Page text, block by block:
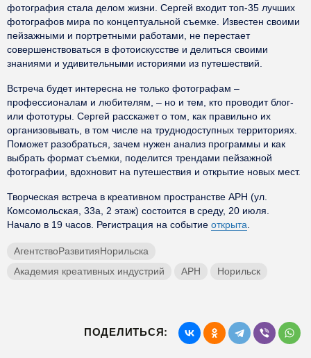
фотография стала делом жизни. Сергей входит топ-35 лучших
фотографов мира по концептуальной съемке. Известен своими
пейзажными и портретными работами, не перестает
совершенствоваться в фотоискусстве и делиться своими
знаниями и удивительными историями из путешествий.
Встреча будет интересна не только фотографам –
профессионалам и любителям, – но и тем, кто проводит блог-
или фототуры. Сергей расскажет о том, как правильно их
организовывать, в том числе на труднодоступных территориях.
Поможет разобраться, зачем нужен анализ программы и как
выбрать формат съемки, поделится трендами пейзажной
фотографии, вдохновит на путешествия и открытие новых мест.
Творческая встреча в креативном пространстве АРН (ул.
Комсомольская, 33а, 2 этаж) состоится в среду, 20 июля.
Начало в 19 часов. Регистрация на событие открыта
АгентствоРазвитияНорильска
Академия креативных индустрий
АРН Норильск
ПОДЕЛИТЬСЯ: